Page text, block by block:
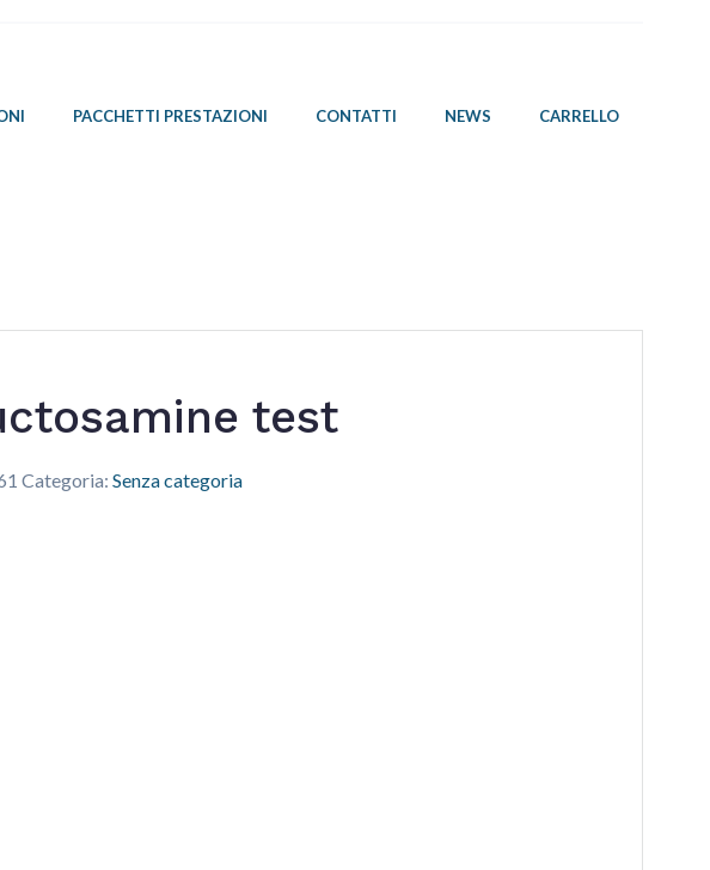
PACCHETTI PRESTAZIONI CONTATTI NEWS CARRELLO
test
Categoria: Senza categoria